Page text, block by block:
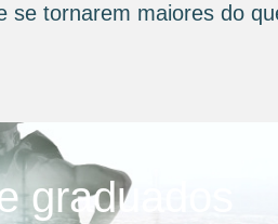
se tornarem maiores do
graduados